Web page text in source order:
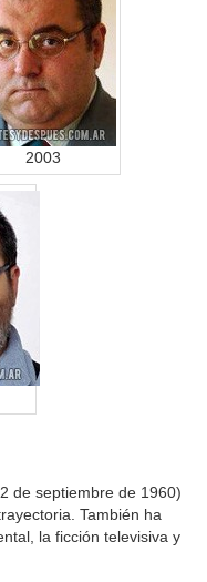
2003
de septiembre de 1960)
También ha
la ficción televisiva y